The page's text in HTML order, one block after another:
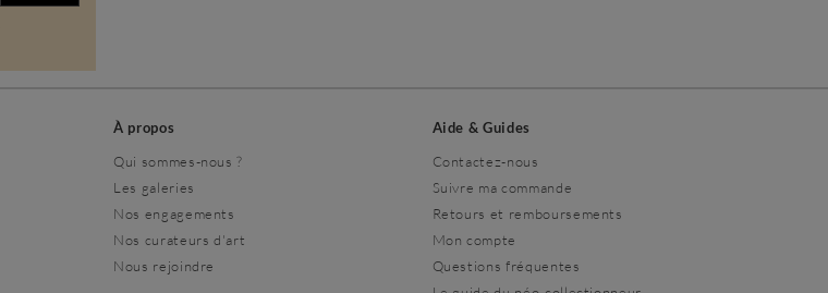
À propos
Qui sommes-nous ?
Les galeries
Nos engagements
Nos curateurs d'art
Nous rejoindre
Aide & Guides
Contactez-nous
Suivre ma commande
Retours et remboursements
Mon compte
Questions fréquentes